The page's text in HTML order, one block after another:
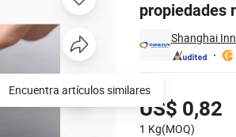
propiedades
Shanghai
Precios
US$ 0,82
1 Kg(MOQ)
Encuentra artículos similares